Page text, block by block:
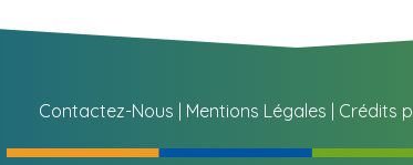
Contactez-Nous Mentions Légales Crédits